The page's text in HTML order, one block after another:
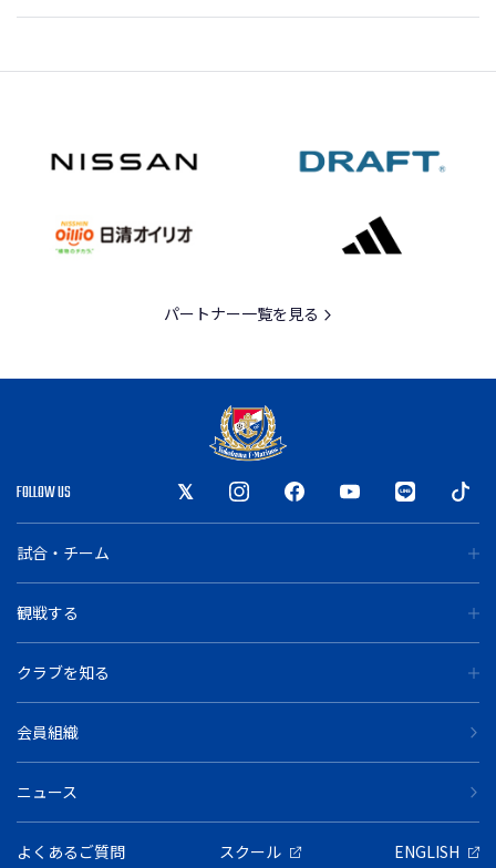
パートナー一覧を見る
FOLLOW US
試合・チーム
観戦する
クラブを知る
会員組織
ニュース
よくあるご質問 スクール ENGLISH